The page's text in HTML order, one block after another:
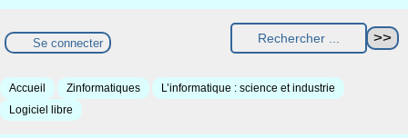
Se connecter
Accueil Zinformatiques
L’informatique : science et industrie
Logiciel libre